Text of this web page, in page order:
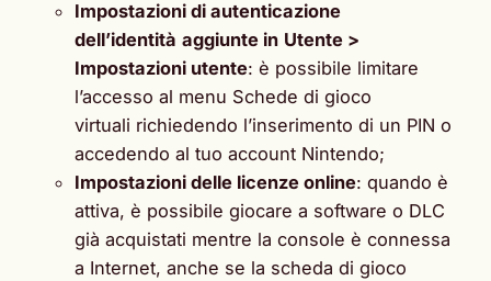
Impostazioni di autenticazione
dell’identità aggiunte in Utente >
Impostazioni utente: è possibile limitare
l’accesso al menu Schede di gioco
virtuali richiedendo l’inserimento di un PIN o
accedendo al tuo account Nintendo;
Impostazioni delle licenze online: quando è
attiva, è possibile giocare a software o DLC
già acquistati mentre la console è connessa
a Internet, anche se la scheda di gioco